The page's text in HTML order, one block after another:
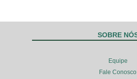
SOBRE
Equipe
Fale Conosco